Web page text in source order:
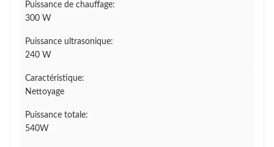
Puissance de chauffage:
300 W
Puissance ultrasonique:
240 W
Caractéristique:
Nettoyage
Puissance totale:
540W